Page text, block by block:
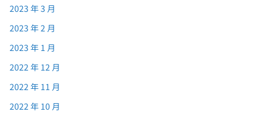
2023 年 3 月
2023 年 2 月
2023 年 1 月
2022 年 12 月
2022 年 11 月
2022 年 10 月